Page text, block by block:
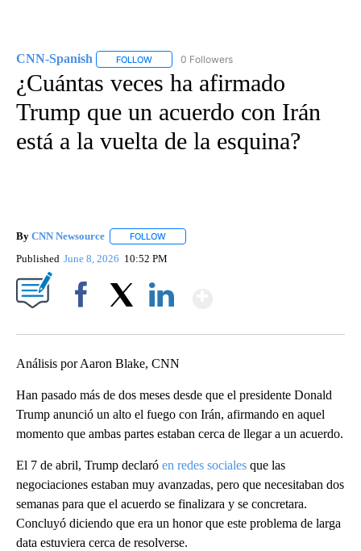
CNN-Spanish FOLLOW FOLLOW "CNN-SPANISH" TO RECEIVE
0 Followers
¿Cuántas veces ha afirmado
Trump que un acuerdo con Irán
está a la vuelta de la esquina?
By CNN Newsource FOLLOW
Published June 8, 2026 10:52 PM
Análisis por Aaron Blake, CNN
Han pasado más de dos meses desde que el presidente Donald
Trump anunció un alto el fuego con Irán, afirmando en aquel
momento que ambas partes estaban cerca de llegar a un acuerdo.
El 7 de abril, Trump declaró en redes sociales que las
negociaciones estaban muy avanzadas, pero que necesitaban dos
semanas para que el acuerdo se finalizara y se concretara.
Concluyó diciendo que era un honor que este problema de larga
data estuviera cerca de resolverse.